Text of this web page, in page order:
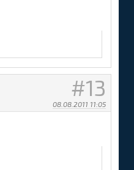
13
08.08.2011 11:05